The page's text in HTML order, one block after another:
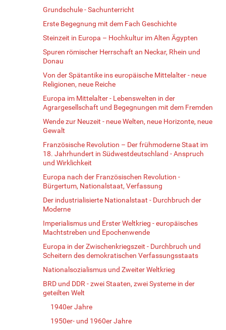
Grundschule - Sachunterricht
Erste Begegnung mit dem Fach Geschichte
Steinzeit in Europa – Hochkultur im Alten Ägypten
Spuren römischer Herrschaft an Neckar, Rhein und
Donau
Von der Spätantike ins europäische Mittelalter - neue
Religionen, neue Reiche
Europa im Mittelalter - Lebenswelten in der
Agrargesellschaft und Begegnungen mit dem Fremden
Wende zur Neuzeit - neue Welten, neue Horizonte, neue
Gewalt
Französische Revolution – Der frühmoderne Staat im
18. Jahrhundert in Südwestdeutschland - Anspruch
und Wirklichkeit
Europa nach der Französischen Revolution -
Bürgertum, Nationalstaat, Verfassung
Der industrialisierte Nationalstaat - Durchbruch der
Moderne
Imperialismus und Erster Weltkrieg - europäisches
Machtstreben und Epochenwende
Europa in der Zwischenkriegszeit - Durchbruch und
Scheitern des demokratischen Verfassungsstaats
Nationalsozialismus und Zweiter Weltkrieg
BRD und DDR - zwei Staaten, zwei Systeme in der
geteilten Welt
1940er Jahre
1950er- und 1960er Jahre